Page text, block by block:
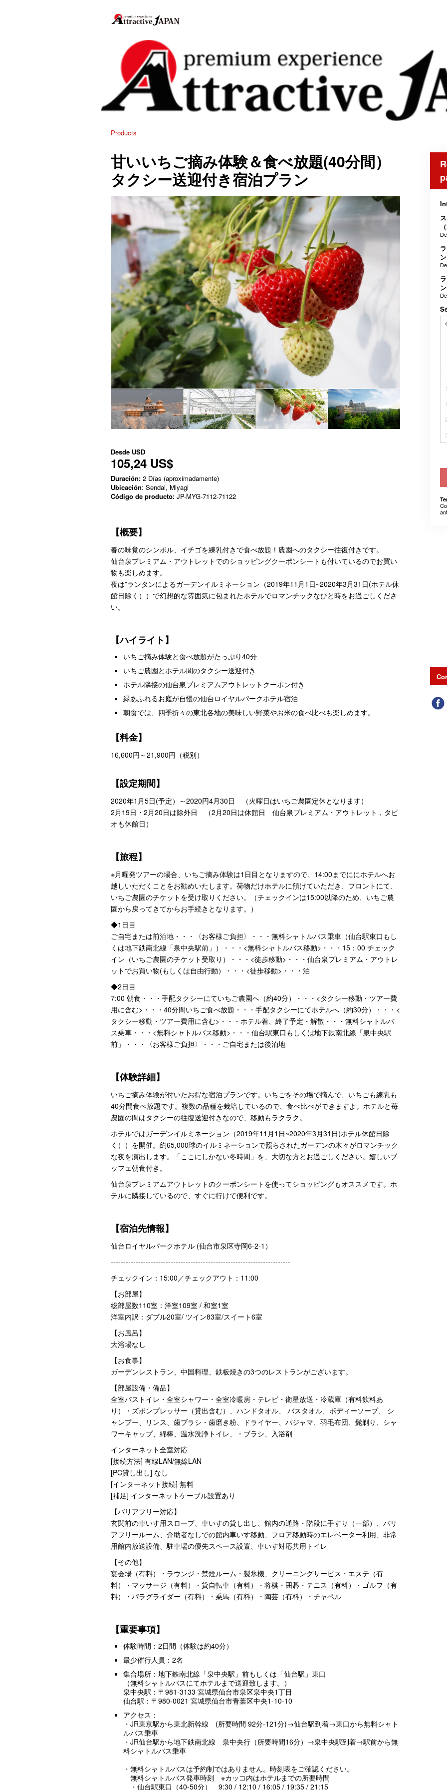
Products
甘いいちご摘み体験＆食べ放題(40分間）
タクシー送迎付き宿泊プラン
Desde USD
105,24 US$
Duración: 2 Días (aproximadamente)
Ubicación: Sendai, Miyagi
Código de producto: JP-MYG-7112-71122
【概要】
春の味覚のシンボル、イチゴを練乳付きで食べ放題！農園へのタクシー往復付きです。
仙台泉プレミアム・アウトレットでのショッピングクーポンシートも付いているのでお買い
物も楽しめます。
夜は”ランタンによるガーデンイルミネーション（2019年11月1日~2020年3月31日(ホテル休
館日除く））で幻想的な雰囲気に包まれたホテルでロマンチックなひと時をお過ごしくださ
い。
【ハイライト】
いちご摘み体験と食べ放題がたっぷり40分
いちご農園とホテル間のタクシー送迎付き
ホテル隣接の仙台泉プレミアムアウトレットクーポン付き
緑あふれるお庭が自慢の仙台ロイヤルパークホテル宿泊
朝食では、四季折々の東北各地の美味しい野菜やお米の食べ比べも楽しめます。
【料金】
16,600円～21,900円（税別）
【設定期間】
2020年1月5日(予定）～2020円4月30日 （火曜日はいちご農園定休となります）
2月19日・2月20日は除外日 （2月20日は休館日 仙台泉プレミアム・アウトレット，タピ
オも休館日）
【旅程】
※月曜発ツアーの場合、いちご摘み体験は1日目となりますので、14:00までににホテルへお
越しいただくことをお勧めいたします。荷物だけホテルに預けていただき、フロントにて、
いちご農園のチケットを受け取りください。（チェックインは15:00以降のため、いちご農
園から戻ってきてからお手続きとなります。）
◆1日目
ご自宅または前泊地・・・〈お客様ご負担〉・・・無料シャトルバス乗車（仙台駅東口もし
くは地下鉄南北線「泉中央駅前」）・・・<無料シャトルバス移動>・・・15：00 チェック
イン（いちご農園のチケット受取り）・・・<徒歩移動>・・・仙台泉プレミアム・アウトレ
ットでお買い物(もしくは自由行動）・・・<徒歩移動>・・・泊
◆2日目
7:00 朝食・・・手配タクシーにていちご農園へ（約40分）・・・<タクシー移動・ツアー費
用に含む>・・・40分間いちご食べ放題・・・手配タクシーにてホテルへ（約30分）・・・<
タクシー移動・ツアー費用に含む>・・・ホテル着、終了予定・解散・・・無料シャトルバ
ス乗車・・・<無料シャトルバス移動>・・・仙台駅東口もしくは地下鉄南北線「泉中央駅
前」・・・〈お客様ご負担〉・・・ご自宅または後泊地
【体験詳細】
いちご摘み体験が付いたお得な宿泊プランです。いちごをその場で摘んで、いちごも練乳も
40分間食べ放題です。複数の品種を栽培しているので、食べ比べができますよ。ホテルと苺
農園の間はタクシーの往復送迎付きなので、移動もラクラク。
ホテルではガーデンイルミネーション（2019年11月1日~2020年3月31日(ホテル休館日除
く））を開催。約65,000球のイルミネーションで照らされたガーデンの木々がロマンチック
な夜を演出します。「ここにしかない冬時間」を、大切な方とお過ごしください。嬉しいブ
ッフェ朝食付き。
仙台泉プレミアムアウトレットのクーポンシートを使ってショッピングもオススメです。ホ
テルに隣接しているので、すぐに行けて便利です。
【宿泊先情報】
仙台ロイヤルパークホテル (仙台市泉区寺岡6-2-1）
------------------------------------------------------------------------
チェックイン：15:00／チェックアウト：11:00
【お部屋】
総部屋数110室：洋室109室 / 和室1室
洋室内訳：ダブル20室/ ツイン83室/スイート6室
【お風呂】
大浴場なし
【お食事】
ガーデンレストラン、中国料理、鉄板焼きの3つのレストランがございます。
【部屋設備・備品】
全室バストイレ・全室シャワー・全室冷暖房・テレビ・衛星放送・冷蔵庫（有料飲料あ
り）・ズボンプレッサー（貸出含む）、ハンドタオル、 バスタオル、ボディーソープ、 シ
ャンプー、リンス、歯ブラシ・歯磨き粉、ドライヤー、パジャマ、羽毛布団、髭剃り、シャ
ワーキャップ、綿棒、温水洗浄トイレ、・ブラシ、入浴剤
インターネット全室対応
[接続方法] 有線LAN/無線LAN
[PC貸し出し] なし
[インターネット接続] 無料
[補足] インターネットケーブル設置あり
【バリアフリー対応】
玄関前の車いす用スロープ、車いすの貸し出し、館内の通路・階段に手すり（一部）、バリ
アフリールーム、介助者なしでの館内車いす移動、フロア移動時のエレベーター利用、非常
用館内放送設備、駐車場の優先スペース設置、車いす対応共用トイレ
【その他】
宴会場（有料）・ラウンジ・禁煙ルーム・製氷機、クリーニングサービス・エステ（有
料）・マッサージ（有料）・貸自転車（有料）・将棋・囲碁・テニス（有料）・ゴルフ（有
料）・パラグライダー（有料）・乗馬（有料）・陶芸（有料）・チャペル
【重要事項】
体験時間：2日間（体験は約40分）
最少催行人員：2名
集合場所：地下鉄南北線「泉中央駅」前もしくは「仙台駅」東口
（無料シャトルバスにてホテルまで送迎致します。）
泉中央駅：〒981-3133 宮城県仙台市泉区泉中央1丁目
仙台駅：〒980-0021 宮城県仙台市青葉区中央1-10-10
アクセス：
・JR東京駅から東北新幹線 (所要時間 92分-121分)→仙台駅到着→東口から無料シャト
ルバス乗車
・JR仙台駅から地下鉄南北線 泉中央行（所要時間16分）→泉中央駅到着→駅前から無
料シャトルバス乗車
・無料シャトルバスは予約制ではありません。時刻表をご確認ください。
無料シャトルバス発車時刻 ※カッコ内はホテルまでの所要時間
・仙台駅東口（40-50分） 9:30 / 12:10 / 16:05 / 19:35 / 21:15